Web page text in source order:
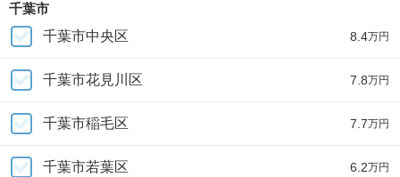
千葉市
千葉市中央区
8.4万円
千葉市花見川区 7.8万円
千葉市稲毛区 7.7万円
千葉市若葉区 6.2万円